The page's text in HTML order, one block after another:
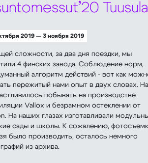
Tuusula
2019 — 3 ноября 2019
сложности, за два дня поездки, мы
4 финских завода. Соблюдение норм,
алгоритм действий - вот как
пережитый нами опыт в двух словах.
побывать на производстве
Vallox и безрамном остеклении от
На наших глазах изготавливали
сады и школы. К сожалению,
было производить, осталось немного
из архива.